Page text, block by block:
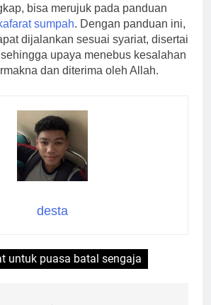
bisa merujuk pada panduan
sumpah. Dengan panduan ini,
dijalankan sesuai syariat, disertai
upaya menebus kesalahan
dan diterima oleh Allah.
desta
untuk puasa batal sengaja